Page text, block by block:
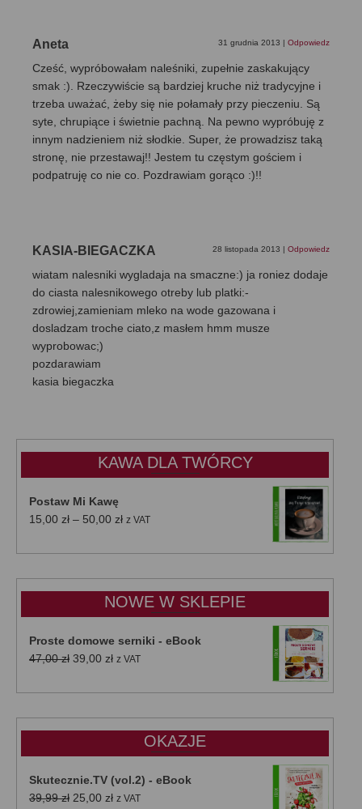
Aneta 31 grudnia 2013 | Odpowiedz
Cześć, wypróbowałam naleśniki, zupełnie zaskakujący
smak :). Rzeczywiście są bardziej kruche niż tradycyjne i
trzeba uważać, żeby się nie połamały przy pieczeniu. Są
syte, chrupiące i świetnie pachną. Na pewno wypróbuję z
innym nadzieniem niż słodkie. Super, że prowadzisz taką
stronę, nie przestawaj!! Jestem tu częstym gościem i
podpatruję co nie co. Pozdrawiam gorąco :)!!
KASIA-BIEGACZKA 28 listopada 2013 | Odpowiedz
wiatam nalesniki wygladaja na smaczne:) ja roniez dodaje
do ciasta nalesnikowego otreby lub platki:-
zdrowiej,zamieniam mleko na wode gazowana i
dosladzam troche ciato,z masłem hmm musze
wyprobowac;)
pozdarawiam
kasia biegaczka
KAWA DLA TWÓRCY
Postaw Mi Kawę
15,00 zł – 50,00 złZakres
od
do
50,00 zł
z VAT
NOWE W SKLEPIE
Proste domowe serniki - eBook
47,00zł Pierwotna
wynosiła:
39,00 złAktualna
wynosi:
z VAT
OKAZJE
Skutecznie.TV (vol.2) - eBook
39,99zł Pierwotna
25,00 złAktualna
z VAT